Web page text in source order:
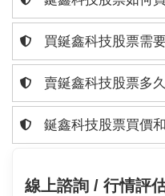
買鋋鑫科技股票需
賣鋋鑫科技股票多
鋋鑫科技股票買價
線上諮詢 / 行情評